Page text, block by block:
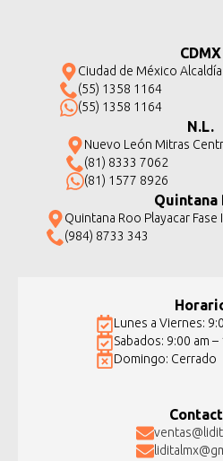
CDMX
Ciudad de México
(55) 1358 1164
(55) 1358 1164
N.L.
Nuevo León Mitras
(81) 8333 7062
(81) 1577 8926
Quintana
Quintana Roo Playacar Fase
(984) 8733 343
Lunes a Viernes:
Sabados: 9:00 am –
Domingo: Cerrado